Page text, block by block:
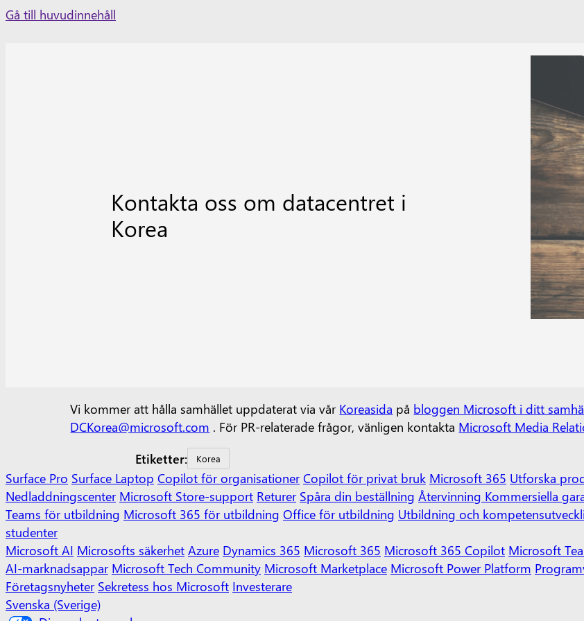
Skip
Gå till huvudinnehåll
Kontakta oss om datacentret i
Korea
Vi kommer att hålla samhället uppdaterat via vår Koreasida på bloggen Microsoft i ditt
DCKorea@microsoft.com
För PR-relaterade frågor, vänligen kontakta Microsoft Media
Etiketter: Korea
Surface Pro Surface Laptop Copilot för organisationer Copilot för privat bruk Microsoft 365 Utforska
Nedladdningscenter Microsoft Store-support Returer Spåra din beställning Återvinning Kommersiella
Teams för utbildning Microsoft 365 för utbildning Office för utbildning Utbildning och
studenter
Microsoft AI Microsofts säkerhet Azure Dynamics 365 Microsoft 365 Microsoft 365 Copilot Microsoft
AI-marknadsappar Microsoft Tech Community Microsoft Marketplace Microsoft Power Platform
Företagsnyheter Sekretess hos Microsoft Investerare
Svenska (Sverige)